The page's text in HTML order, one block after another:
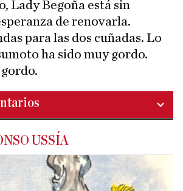
Lady Begoña está sin
de renovarla.
para las dos cuñadas. Lo
ha sido muy gordo.
USSÍA